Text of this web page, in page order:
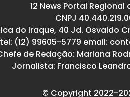
12 News Portal
CNPJ
do Iraque, 40 Jd. Osvaldo
tel: (12) 99605-5779 email:
de Redação: Mariana
Jornalista: Francisco
© Copyright 2022-